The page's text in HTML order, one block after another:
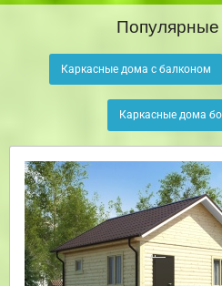
Каркасные дома с балконом
Каркасные дома